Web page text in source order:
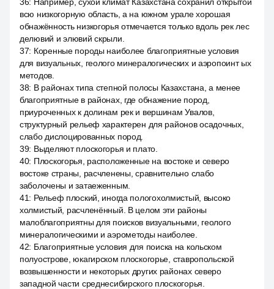
всю низкогорную область, а на южном урале хорошая
обнажённость низкогорья отмечается только вдоль рек лес
делювий и элювий скрыли.
37: Коренные породы наиболее благоприятные условия
для визуальных, геолого минералогических и аэропоинт ых
методов.
38: В районах типа степной полосы Казахстана, а менее
благоприятные в районах, где обнажение пород,
приуроченных к долинам рек и вершинам Увалов,
структурный рельеф характерен для районов осадочных,
слабо дислоцированных пород.
39: Выделяют плоскогорья и плато.
40: Плоскогорья, расположенные на востоке и северо
востоке страны, расчленены, сравнительно слабо
заболочены и затаеженным.
41: Рельеф плоский, иногда пологохолмистый, высоко
холмистый, расчленённый. В целом эти районы
малоблагоприятны для поисков визуальными, геолого
минералогическими и аэрометоды наиболее.
42: Благоприятные условия для поиска на кольском
полуострове, юкагирском плоскогорье, ставропольской
возвышенности и некоторых других районах северо
западной части среднесибирского плоскогорья.